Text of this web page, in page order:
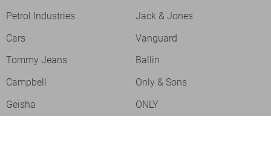
Petrol Industries
Jack & Jones
Cars
Vanguard
Tommy Jeans
Ballin
Campbell
Only & Sons
Geisha
ONLY